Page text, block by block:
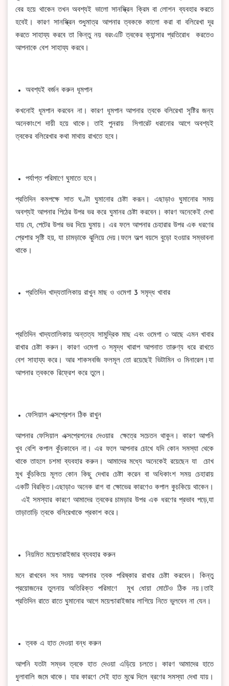
বের হয়ে থাকেন তখন অবশ্যই ভালো সানস্ক্রিন ক্রিম বা লোশন ব্যবহার করতে
হবেই। কারণ সানস্ক্রিন শুধুমাত্র আপনার ত্বককে কালো করা বা বলিরেখা দূর
করতে সাহায্য করবে তা কিন্তু নয় বরংএটি ত্বকের ক্যান্সার প্রতিরোধ করতেও
আপনাকে বেশ সাহায্য করবে।
অবশ্যই বর্জন করুন ধূমপান
কখনোই ধূমপান করবেন না। কারণ ধূমপান আপনার ত্বকে বলিরেখা সৃষ্টির জন্য
অনেকাংশে দায়ী হয়ে থাকে। তাই পুনরায় সিগারেট ধরানোর আগে অবশ্যই
ত্বকের বলিরেখার কথা মাথায় রাখতে হবে।
পর্যাপ্ত পরিমাণে ঘুমাতে হবে।
প্রতিদিন কমপক্ষে সাত ঘণ্টা ঘুমানোর চেষ্টা করূন। এছাড়াও ঘুমানোর সময়
অবশ্যই আপনার পিঠের উপর ভর করে ঘুমানর চেষ্টা করবেন। কারণ অনেকেই দেখা
যায় যে, পেটের উপর ভর দিয়ে ঘুমায়। এর ফলে আপনার চেহারার উপর এক ধরণের
প্রেশার সৃষ্টি হয়, যা চামড়াকে ঝুলিয়ে দেয়।ফলে অল্প বয়সে বুড়ো হওয়ার সম্ভাবনা
থাকে।
প্রতিদিন খাদ্যতালিকায় রাখুন মাছ ও ওমেগা 3 সমৃদ্ধ খাবার
প্রতিদিন খাদ্যতালিকায় অন্তত্য সামুদ্রিক মাছ এবং ওমেগা ৩ আছে এমন খাবার
রাখার চেষ্টা করুন। কারণ ওমেগা ৩ সমৃদ্ধ খারাপ আপনাত তারুণ্য ধরে রাখতে
বেশ সাহায্য করে। আর শাকসবজি ফলমূল তো রয়েছেই ভিটামিন ও মিনারেল।যা
আপনার ত্বককে রিফ্রেশ করে তুলে।
ফেসিয়াল এক্সপ্রেশন ঠিক রাখুন
আপনার ফেসিয়াল এক্সপ্রেশনের দেওয়ার ক্ষেত্রে সচেতন থাকুন। কারণ আপনি
খুব বেশি কপাল কুঁচকাবেন না। এর ফলে আপনার চোখে যদি কোন সমস্যা থেকে
থাকে তাহলে চশমা ব্যবহার করুন। আমাদের মধ্যে অনেকেই রয়েছেন যা চোখ
মুখ কুঁচকিয়ে মূলত কোন কিছু দেখার চেষ্টা করেন বা অধিকাংশ সময় চেহারায়
একটি বিরক্তি।এছাড়াও অনেক রাগ বা ক্ষোভের কারণেও কপাল কুচকিয়ে থাকেন।
এই সমস্যার কারণে আমাদের ত্বকের চামড়ার উপর এক ধরণের প্রভাব পড়ে,যা
তাড়াতাড়ি ত্বকে বলিরেখাকে প্রকাশ করে।
নিয়মিত ময়েশ্চারাইজার ব্যবহার করুন
মনে রাখবেন সব সময় আপনার ত্বক পরিষ্কার রাখার চেষ্টা করবেন। কিন্তু
প্রয়োজনের তুলনায় অতিরিক্ত পরিমাণে মুখ ধোয়া মোটেও ঠিক নয়।তাই
প্রতিদিন রাতে রাতে ঘুমানোর আগে ময়েশ্চারাইজার লাগিয়ে নিতে ভুলবেন না যেন।
ত্বক এ হাত দেওয়া বন্ধ করুন
আপনি যতটা সম্ভব ত্বকে হাত দেওয়া এড়িয়ে চলতে। কারণ আমাদের হাতে
ধুলাবালি জমে থাকে। যার কারণে সেই হাত মুঝে দিলে ব্রণের সমস্যা দেখা যায়।